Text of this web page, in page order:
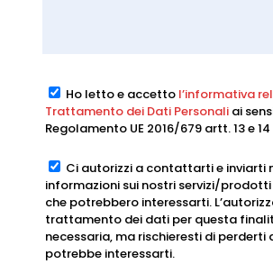
Ho letto e accetto l’informativa
Trattamento dei Dati Personaliai
Regolamento UE 2016/679 artt. 13 e 14
Ci autorizzi a contattarti e inviarti
informazioni sui nostri servizi/
che potrebbero interessarti.
trattamento dei dati per questa
necessaria, ma rischieresti di perderti
potrebbe interessarti.